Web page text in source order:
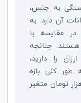
به جنس،
آن دارد. به
مقایسه با
هستند. چنانچه
را دارید،
طور کلی بازه
آویز تخت بین 300 تا 800 هزار تومان متغیر